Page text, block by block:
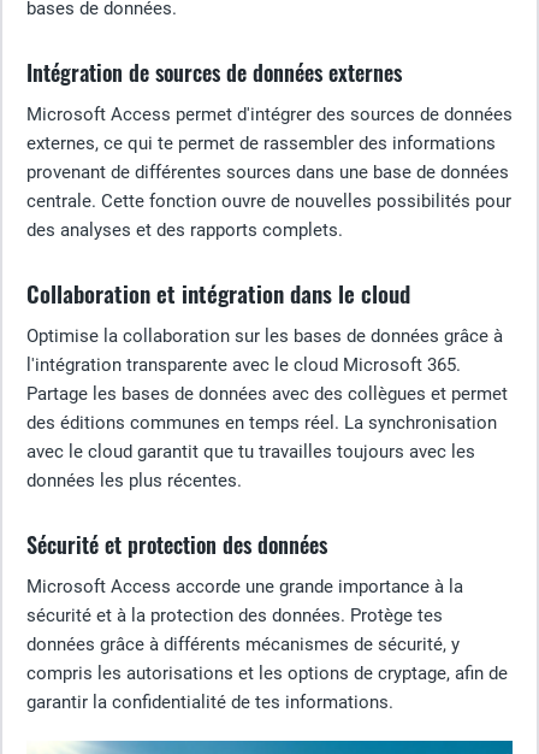
bases de données.
Intégration de sources de données externes
Microsoft Access permet d'intégrer des sources de données
externes, ce qui te permet de rassembler des informations
provenant de différentes sources dans une base de données
centrale. Cette fonction ouvre de nouvelles possibilités pour
des analyses et des rapports complets.
Collaboration et intégration dans le cloud
Optimise la collaboration sur les bases de données grâce à
l'intégration transparente avec le cloud Microsoft 365.
Partage les bases de données avec des collègues et permet
des éditions communes en temps réel. La synchronisation
avec le cloud garantit que tu travailles toujours avec les
données les plus récentes.
Sécurité et protection des données
Microsoft Access accorde une grande importance à la
sécurité et à la protection des données. Protège tes
données grâce à différents mécanismes de sécurité, y
compris les autorisations et les options de cryptage, afin de
garantir la confidentialité de tes informations.